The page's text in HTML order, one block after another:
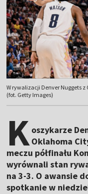
W rywalizacji Denver Nuggets
(fot. Getty Images)
Koszykarze
Oklahoma
meczu półfinału
wyrównali stan
na 3-3. O awansie
spotkanie w